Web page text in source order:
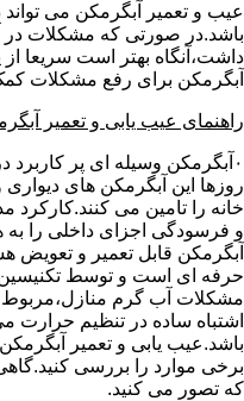
عیب و تعمیر آبگرمکن می
باشد.در صورتی که مشکلات در
داشت،آنگاه بهتر است سریعا
آبگرمکن برای رفع مشکلات
راهنمای عیب یابی و تعمیر
۰آبگرمکن وسیله ای پر
روزها این آبگرمکن های
خانه را تامین می
و فرسودگی اجزای داخلی را به
آبگرمکن قابل تعمیر و
حرفه ای است و توسط تکنیسین
مشکلات آب گرم
اشتباه ساده در تنظیم حرارت
باشد.عیب یابی و تعمیر
برخی موارد را بررسی
که تصور می کنید.